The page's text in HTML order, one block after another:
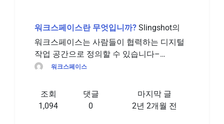
워크스페이스란 무엇입니까? Slingshot의
워크스페이스는 사람들이 협력하는 디지털
작업 공간으로 정의할 수 있습니다–…
워크스페이스
조회
1,094
댓글
0
마지막 글
2년 2개월 전